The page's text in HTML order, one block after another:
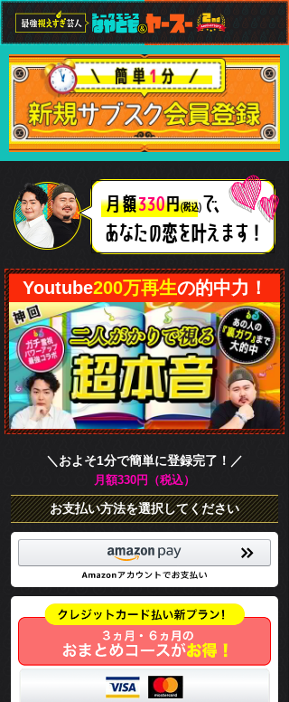
月額330円(税込)で、
あなたの恋を叶えます！
Youtube200万再生の的中力！
＼およそ1分で簡単に登録完了！／
月額330円（税込）
お支払い方法を選択してください